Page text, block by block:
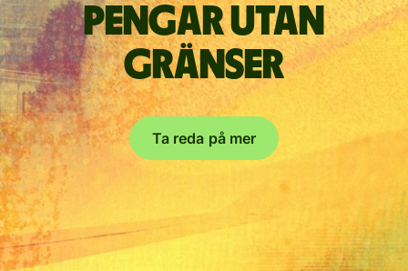
Pengar utan
gränser
Ta reda på mer